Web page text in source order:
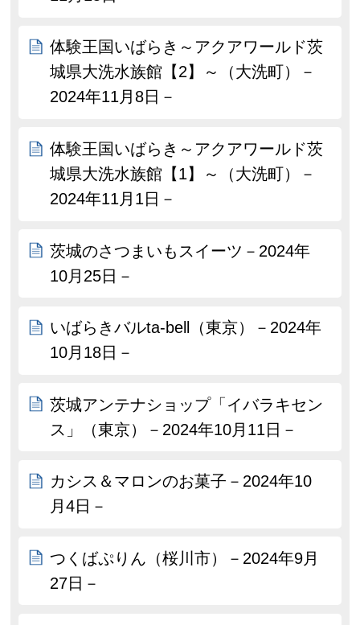
体験王国いばらき～アクアワールド茨
城県大洗水族館【2】～（大洗町）－
2024年11月8日－
体験王国いばらき～アクアワールド茨
城県大洗水族館【1】～（大洗町）－
2024年11月1日－
茨城のさつまいもスイーツ－2024年
10月25日－
いばらきバルta-bell（東京）－2024年
10月18日－
茨城アンテナショップ「イバラキセン
ス」（東京）－2024年10月11日－
カシス＆マロンのお菓子－2024年10
月4日－
つくばぷりん（桜川市）－2024年9月
27日－